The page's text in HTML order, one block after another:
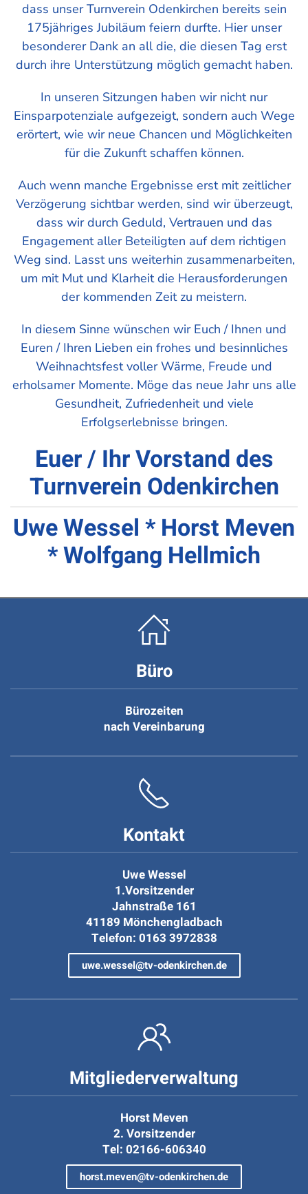
dass unser Turnverein Odenkirchen bereits sein
175jähriges Jubiläum feiern durfte. Hier unser
besonderer Dank an all die, die diesen Tag erst
durch ihre Unterstützung möglich gemacht haben.
In unseren Sitzungen haben wir nicht nur
Einsparpotenziale aufgezeigt, sondern auch Wege
erörtert, wie wir neue Chancen und Möglichkeiten
für die Zukunft schaffen können.
Auch wenn manche Ergebnisse erst mit zeitlicher
Verzögerung sichtbar werden, sind wir überzeugt,
dass wir durch Geduld, Vertrauen und das
Engagement aller Beteiligten auf dem richtigen
Weg sind. Lasst uns weiterhin zusammenarbeiten,
um mit Mut und Klarheit die Herausforderungen
der kommenden Zeit zu meistern.
In diesem Sinne wünschen wir Euch / Ihnen und
Euren / Ihren Lieben ein frohes und besinnliches
Weihnachtsfest voller Wärme, Freude und
erholsamer Momente. Möge das neue Jahr uns alle
Gesundheit, Zufriedenheit und viele
Erfolgserlebnisse bringen.
Euer / Ihr Vorstand des
Turnverein Odenkirchen
Uwe Wessel * Horst Meven
* Wolfgang Hellmich
Büro
Bürozeiten
nach Vereinbarung
Kontakt
Uwe Wessel
1.Vorsitzender
Jahnstraße 161
41189 Mönchengladbach
Telefon: 0163 3972838
uwe.wessel@tv-odenkirchen.de
Mitgliederverwaltung
Horst Meven
2. Vorsitzender
Tel: 02166-606340
horst.meven@tv-odenkirchen.de